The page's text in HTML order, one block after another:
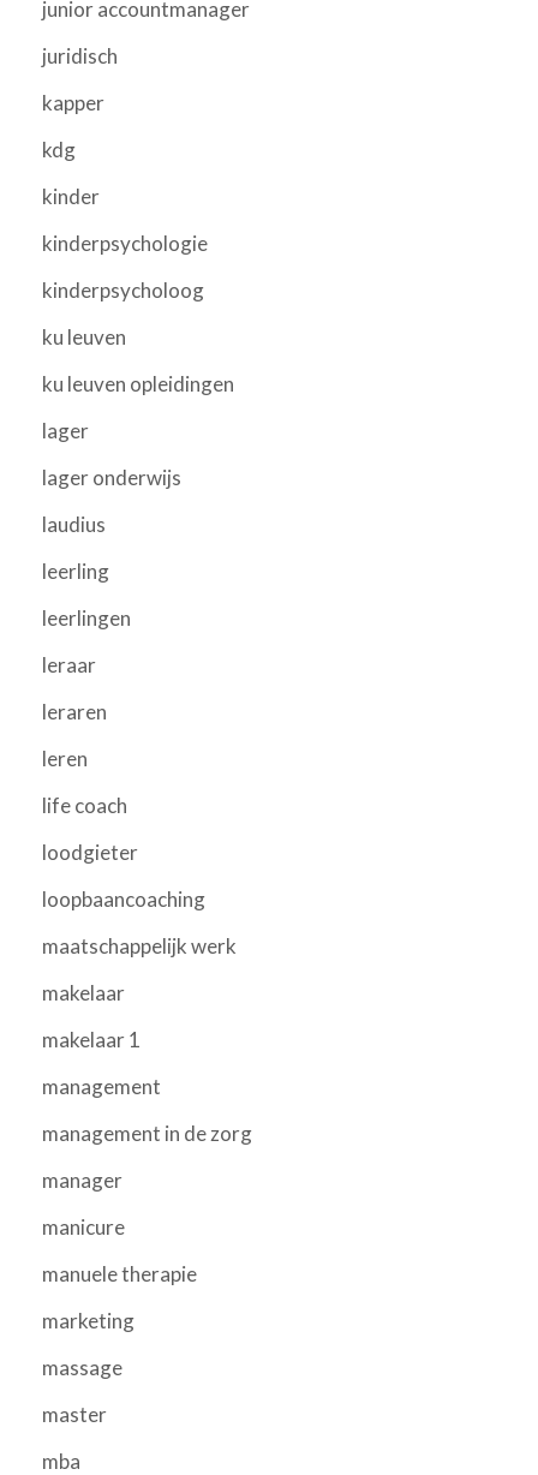
junior accountmanager
juridisch
kapper
kdg
kinder
kinderpsychologie
kinderpsycholoog
ku leuven
ku leuven opleidingen
lager
lager onderwijs
laudius
leerling
leerlingen
leraar
leraren
leren
life coach
loodgieter
loopbaancoaching
maatschappelijk werk
makelaar
makelaar 1
management
management in de zorg
manager
manicure
manuele therapie
marketing
massage
master
mba